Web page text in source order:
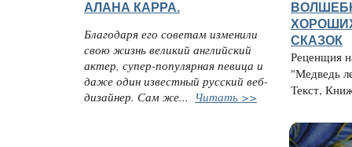
АЛАНА КАРРА.
Благодаря его советам изменили
свою жизнь великий английский
актер, супер-популярная певица и
даже один известный русский веб-
дизайнер. Сам же... Читать >>
СКАЗОК
Реценщия
"Медведь
Текст,